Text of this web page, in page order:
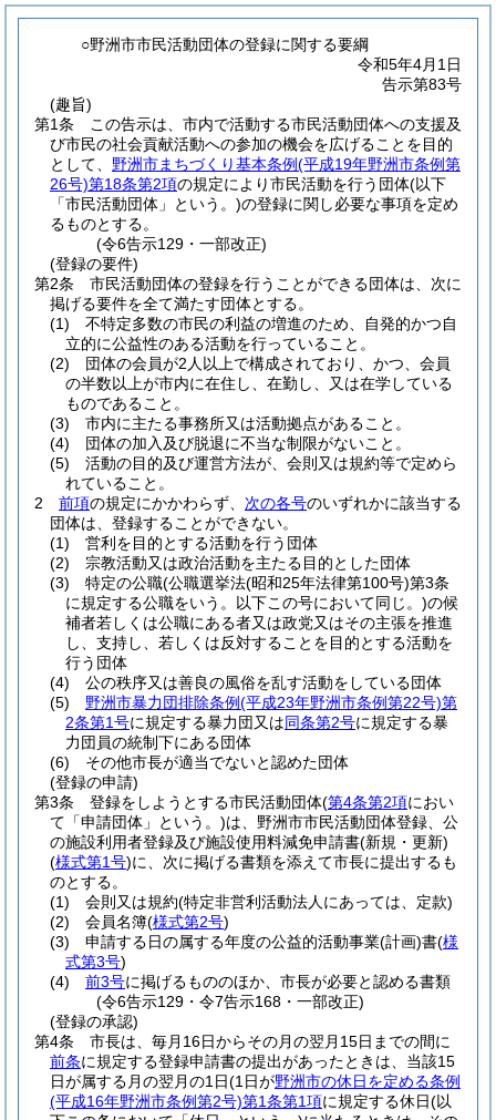
○野洲市市民活動団体の登録に関する要綱
令和5年4月1日
告示第83号
(趣旨)
第1条
この告示は、市内で活動する市民活動団体への支援及
び市民の社会貢献活動への参加の機会を広げることを目的
として、 野洲市まちづくり基本条例(平成19年野洲市条例第
26号)第18条第2項の規定により市民活動を行う団体(以下
「市民活動団体」という。)の登録に関し必要な事項を定め
るものとする。
(令6告示129・一部改正)
(登録の要件)
第2条
市民活動団体の登録を行うことができる団体は、次に
掲げる要件を全て満たす団体とする。
(1)
不特定多数の市民の利益の増進のため、自発的かつ自
立的に公益性のある活動を行っていること。
(2)
団体の会員が2人以上で構成されており、かつ、会員
の半数以上が市内に在住し、在勤し、又は在学している
ものであること。
(3)
市内に主たる事務所又は活動拠点があること。
(4)
団体の加入及び脱退に不当な制限がないこと。
(5)
活動の目的及び運営方法が、会則又は規約等で定めら
れていること。
2
前項の規定にかかわらず、 次の各号のいずれかに該当する
団体は、登録することができない。
(1)
営利を目的とする活動を行う団体
(2)
宗教活動又は政治活動を主たる目的とした団体
(3)
特定の公職(公職選挙法(昭和25年法律第100号)第3条
に規定する公職をいう。以下この号において同じ。)の候
補者若しくは公職にある者又は政党又はその主張を推進
し、支持し、若しくは反対することを目的とする活動を
行う団体
(4)
公の秩序又は善良の風俗を乱す活動をしている団体
(5)
野洲市暴力団排除条例(平成23年野洲市条例第22号)第
2条第1号に規定する暴力団又は同条第2号に規定する暴
力団員の統制下にある団体
(6)
その他市長が適当でないと認めた団体
(登録の申請)
第3条
登録をしようとする市民活動団体(第4条第2項におい
て「申請団体」という。)は、野洲市市民活動団体登録、公
の施設利用者登録及び施設使用料減免申請書(新規・更新)
(様式第1号)に、次に掲げる書類を添えて市長に提出するも
のとする。
(1)
会則又は規約(特定非営利活動法人にあっては、定款)
(2)
会員名簿(様式第2号)
(3)
申請する日の属する年度の公益的活動事業(計画)書(様
式第3号)
(4)
前3号に掲げるもののほか、市長が必要と認める書類
(令6告示129・令7告示168・一部改正)
(登録の承認)
第4条
市長は、毎月16日からその月の翌月15日までの間に
前条に規定する登録申請書の提出があったときは、当該15
日が属する月の翌月の1日(1日が野洲市の休日を定める条例
(平成16年野洲市条例第2号)第1条第1項に規定する休日(以